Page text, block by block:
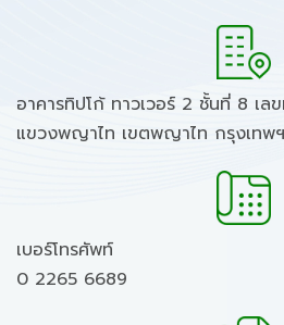
อาคารทิปโก้ ทาวเวอร์ 2 ชั้นที่ 8 เล
แขวงพญาไท เขตพญาไท กรุงเทพ
เบอร์โทรศัพท์
0 2265 6689